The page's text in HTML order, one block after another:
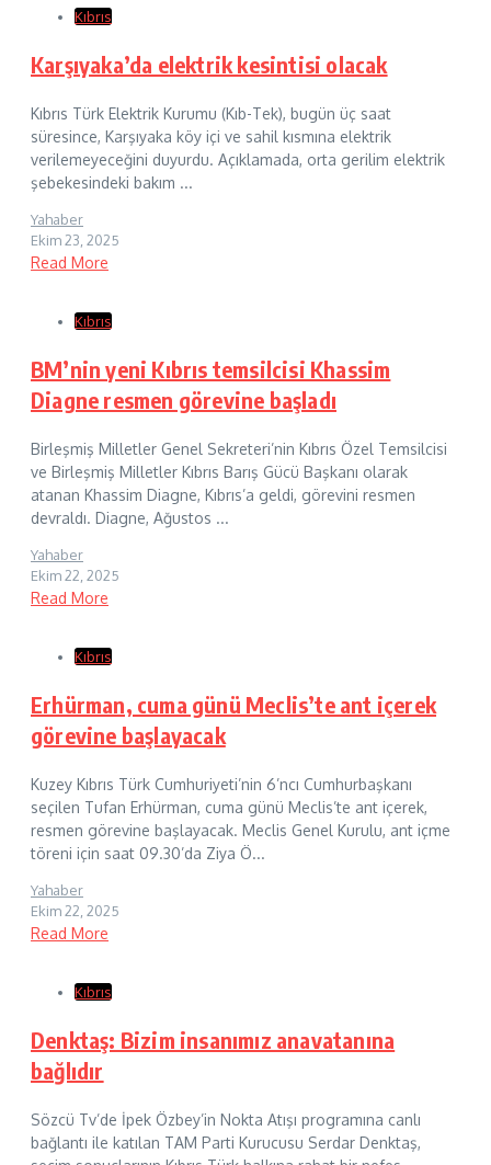
Kıbrıs
Karşıyaka’da elektrik kesintisi olacak
Kıbrıs Türk Elektrik Kurumu (Kıb-Tek), bugün üç saat
süresince, Karşıyaka köy içi ve sahil kısmına elektrik
verilemeyeceğini duyurdu. Açıklamada, orta gerilim elektrik
şebekesindeki bakım ...
Yahaber
Ekim 23, 2025
Read More
Kıbrıs
BM’nin yeni Kıbrıs temsilcisi Khassim
Diagne resmen görevine başladı
Birleşmiş Milletler Genel Sekreteri’nin Kıbrıs Özel Temsilcisi
ve Birleşmiş Milletler Kıbrıs Barış Gücü Başkanı olarak
atanan Khassim Diagne, Kıbrıs’a geldi, görevini resmen
devraldı. Diagne, Ağustos ...
Yahaber
Ekim 22, 2025
Read More
Kıbrıs
Erhürman, cuma günü Meclis’te ant içerek
görevine başlayacak
Kuzey Kıbrıs Türk Cumhuriyeti’nin 6’ncı Cumhurbaşkanı
seçilen Tufan Erhürman, cuma günü Meclis’te ant içerek,
resmen görevine başlayacak. Meclis Genel Kurulu, ant içme
töreni için saat 09.30’da Ziya Ö...
Yahaber
Ekim 22, 2025
Read More
Kıbrıs
Denktaş: Bizim insanımız anavatanına
bağlıdır
Sözcü Tv’de İpek Özbey’in Nokta Atışı programına canlı
bağlantı ile katılan TAM Parti Kurucusu Serdar Denktaş,